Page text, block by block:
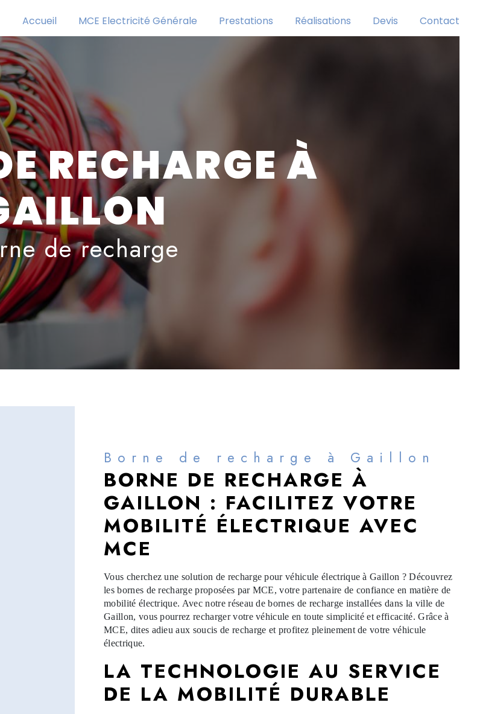
Accueil MCE Electricité Générale Prestations Réalisations Devis Contact
RECHARGE À
de recharge
Borne de recharge à Gaillon
BORNE DE RECHARGE À
GAILLON : FACILITEZ VOTRE
MOBILITÉ ÉLECTRIQUE AVEC
MCE
Vous cherchez une solution de recharge pour véhicule électrique à Gaillon ? Découvrez
les bornes de recharge proposées par MCE, votre partenaire de confiance en matière de
mobilité électrique. Avec notre réseau de bornes de recharge installées dans la ville de
Gaillon, vous pourrez recharger votre véhicule en toute simplicité et efficacité. Grâce à
MCE, dites adieu aux soucis de recharge et profitez pleinement de votre véhicule
électrique.
LA TECHNOLOGIE AU SERVICE
DE LA MOBILITÉ DURABLE